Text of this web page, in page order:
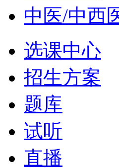
中医/中西
选课中心
招生方案
题库
试听
直播